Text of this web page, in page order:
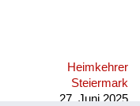
Heimkehrer
Steiermark
27. Juni 2025